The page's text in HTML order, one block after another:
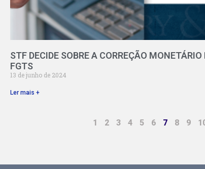
STF DECIDE SOBRE A CORREÇÃO MONETÁRIO
FGTS
13 de junho de 2024
Ler mais +
1 2 3 4 5 6 7 8 9